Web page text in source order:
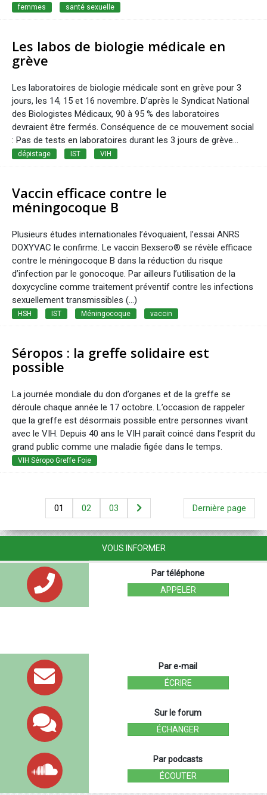
femmes santé sexuelle
Les labos de biologie médicale en
grève
Les laboratoires de biologie médicale sont en grève pour 3
jours, les 14, 15 et 16 novembre. D’après le Syndicat National
des Biologistes Médicaux, 90 à 95 % des laboratoires
devraient être fermés. Conséquence de ce mouvement social
: Pas de tests en laboratoires durant les 3 jours de grève...
dépistage IST VIH
Vaccin efficace contre le
méningocoque B
Plusieurs études internationales l’évoquaient, l’essai ANRS
DOXYVAC le confirme. Le vaccin Bexsero® se révèle efficace
contre le méningocoque B dans la réduction du risque
d’infection par le gonocoque. Par ailleurs l’utilisation de la
doxycycline comme traitement préventif contre les infections
sexuellement transmissibles (...)
HSH IST Méningocoque vaccin
Séropos : la greffe solidaire est
possible
La journée mondiale du don d’organes et de la greffe se
déroule chaque année le 17 octobre. L’occasion de rappeler
que la greffe est désormais possible entre personnes vivant
avec le VIH. Depuis 40 ans le VIH paraît coincé dans l’esprit du
grand public comme une maladie figée dans le temps.
VIH Séropo Greffe Foie
01 02 03 Dernière page
VOUS INFORMER
Par téléphone
APPELER
Par e-mail
ÉCRIRE
Sur le forum
ÉCHANGER
Par podcasts
ÉCOUTER